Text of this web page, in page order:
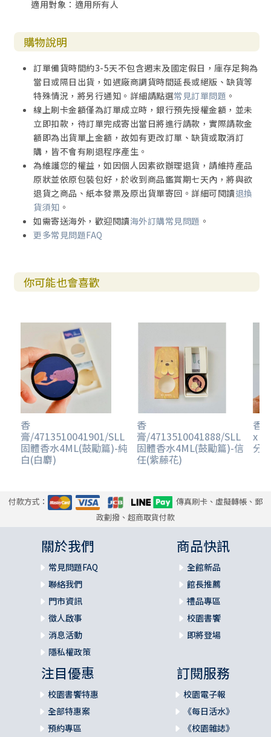
適用對象：適用所有人
購物說明
訂單備貨時間約3-5天不包含週末及國定假日，庫存足夠為
當日或隔日出貨，如遇廠商調貨時間延長或絕版、缺貨等
特殊情況，將另行通知。詳細請點選常見訂單問題 。
線上刷卡金額僅為訂單成立時，銀行預先授權金額，並未
立即扣款，待訂單完成寄出當日將進行請款，實際請款金
額即為出貨單上金額，故如有更改訂單、缺貨或取消訂
購，皆不會有刷退程序產生。
為維護您的權益，如因個人因素欲辦理退貨，請維持產品
原狀並依原包裝包好，於收到商品鑑賞期七天內，將與欲
退貨之商品、紙本發票及原出貨單寄回。詳細可閱讀退換
貨須知 。
如需寄送海外，歡迎閱讀海外訂購常見問題 。
更多常見問題FAQ
你可能也會喜歡
香
膏/4713510041901/SLL
固體香水4ML(鼓勵篇)-純
白(白麝)
香
膏/4713510041888/SLL
固體香水4ML(鼓勵篇)-信
任(紫藤花)
香
x
分
付款方式：
傳真刷卡、虛擬轉帳、郵
政劃撥、超商取貨付款
關於我們
常見問題FAQ
聯絡我們
門市資訊
徵人啟事
消息活動
隱私權政策
商品快訊
全館新品
館長推薦
禮品專區
校園書饗
即將登場
注目優惠
校園書饗特惠
全部特惠案
預約專區
訂閱服務
校園電子報
《每日活水》
《校園雜誌》